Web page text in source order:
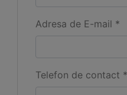
Adresa de E-mail *
Telefon de contact *